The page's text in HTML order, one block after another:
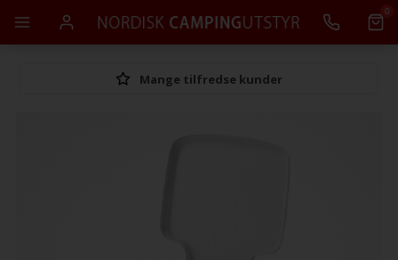
0
Mange tilfredse kunder